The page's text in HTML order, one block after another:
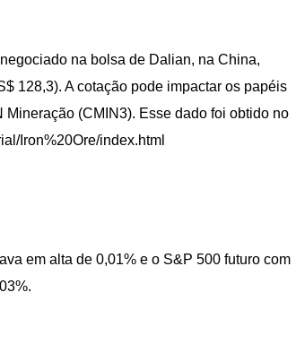
na bolsa de Dalian, na China,
128,3). A cotação pode impactar os papéis
(CMIN3). Esse dado foi obtido no
Iron%20Ore/index.html
em alta de 0,01% e o S&P 500 futuro com